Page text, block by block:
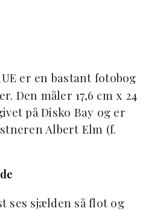
er en bastant fotobog
Den måler 17,6 cm x 24
på Disko Bay og er
Albert Elm (f.
ses sjælden så flot og